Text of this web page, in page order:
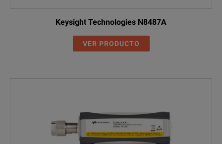
Keysight Technologies N8487A
VER PRODUCTO